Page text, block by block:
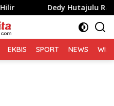
Dedy Hutajulu Raih Juara III
EKBIS SPORT NEWS